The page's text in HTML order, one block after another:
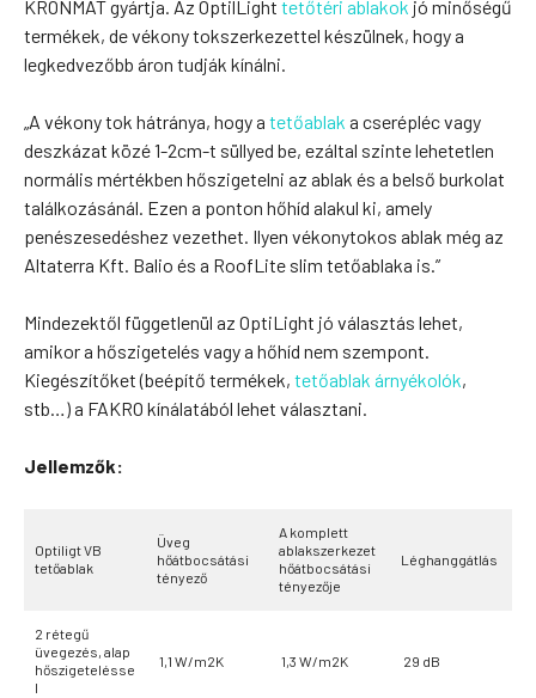
KRONMAT gyártja. Az OptilLight tetőtéri ablakok jó minőségű
termékek, de vékony tokszerkezettel készülnek, hogy a
legkedvezőbb áron tudják kínálni.
„A vékony tok hátránya, hogy a tetőablak a cserépléc vagy
deszkázat közé 1-2cm-t süllyed be, ezáltal szinte lehetetlen
normális mértékben hőszigetelni az ablak és a belső burkolat
találkozásánál. Ezen a ponton hőhíd alakul ki, amely
penészesedéshez vezethet. Ilyen vékonytokos ablak még az
Altaterra Kft. Balio és a RoofLite slim tetőablaka is.”
Mindezektől függetlenül az OptiLight jó választás lehet,
amikor a hőszigetelés vagy a hőhíd nem szempont.
Kiegészítőket (beépítő termékek, tetőablak árnyékolók,
stb…) a FAKRO kínálatából lehet választani.
Jellemzők:
Optiligt VB
tetőablak
Üveg
hőátbocsátási
tényező
A komplett
ablakszerkezet
hőátbocsátási
tényezője
Léghanggátlás
2 rétegű
üvegezés, alap
hőszigetelésse
l
1,1 W/m2K 1,3 W/m2K 29 dB